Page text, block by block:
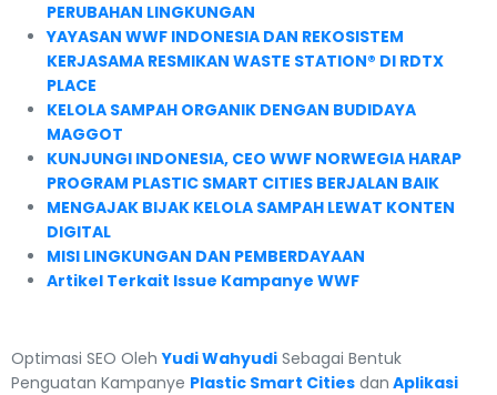
PERUBAHAN LINGKUNGAN
YAYASAN WWF INDONESIA DAN REKOSISTEM
KERJASAMA RESMIKAN WASTE STATION® DI RDTX
PLACE
KELOLA SAMPAH ORGANIK DENGAN BUDIDAYA
MAGGOT
KUNJUNGI INDONESIA, CEO WWF NORWEGIA HARAP
PROGRAM PLASTIC SMART CITIES BERJALAN BAIK
MENGAJAK BIJAK KELOLA SAMPAH LEWAT KONTEN
DIGITAL
MISI LINGKUNGAN DAN PEMBERDAYAAN
Artikel Terkait Issue Kampanye WWF
Optimasi SEO OlehYudi Wahyudi Sebagai Bentuk
Penguatan Kampanye Plastic Smart Cities dan Aplikasi